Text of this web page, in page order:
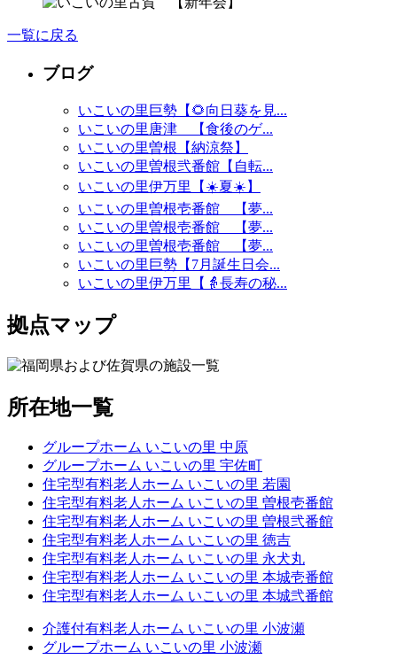
一覧に戻る
ブログ
いこいの里巨勢【🌻向日葵を見...
いこいの里唐津 【食後のゲ...
いこいの里曽根【納涼祭】
いこいの里曽根弐番館【自転...
いこいの里伊万里【☀️夏☀️】
いこいの里曽根壱番館 【夢...
いこいの里曽根壱番館 【夢...
いこいの里曽根壱番館 【夢...
いこいの里巨勢【7月誕生日会...
いこいの里伊万里【👵長寿の秘...
拠点マップ
所在地一覧
グループホーム いこいの里 中原
グループホーム いこいの里 宇佐町
住宅型有料老人ホーム いこいの里 若園
住宅型有料老人ホーム いこいの里 曽根壱番館
住宅型有料老人ホーム いこいの里 曽根弐番館
住宅型有料老人ホーム いこいの里 徳吉
住宅型有料老人ホーム いこいの里 永犬丸
住宅型有料老人ホーム いこいの里 本城壱番館
住宅型有料老人ホーム いこいの里 本城弐番館
介護付有料老人ホーム いこいの里 小波瀬
グループホーム いこいの里 小波瀬